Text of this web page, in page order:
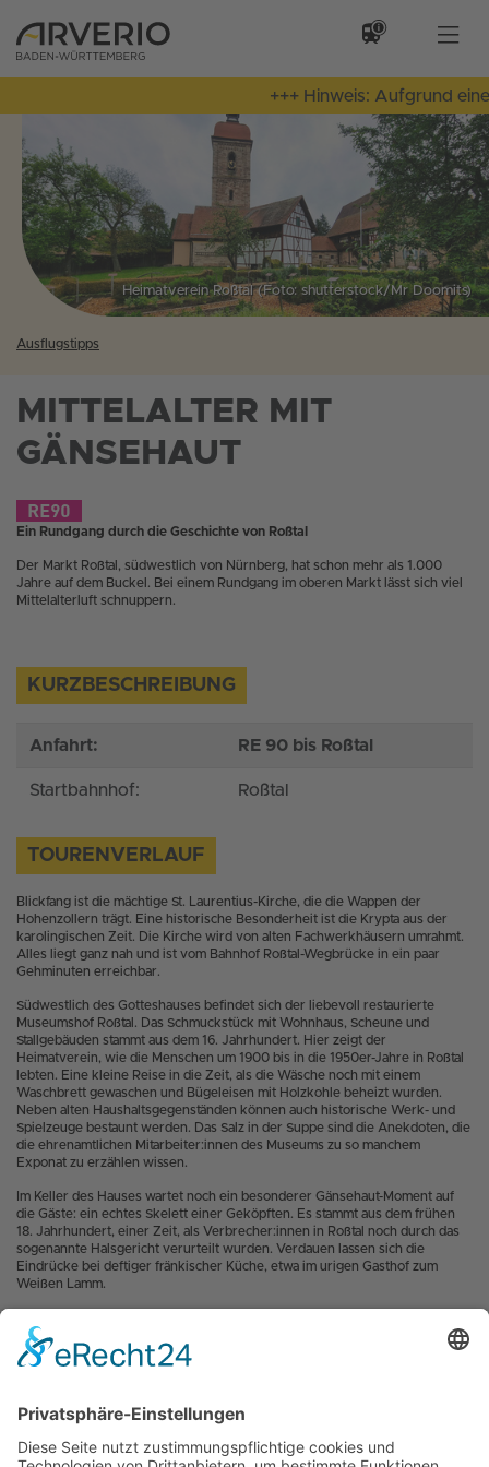
+++ Hinweis: Aufgrund
Heimatverein Roßtal (Foto: shutterstock/Mr Doomits)
Ausflugstipps
MITTELALTER MIT
GÄNSEHAUT
Ein Rundgang durch die Geschichte von Roßtal
Der Markt Roßtal, südwestlich von Nürnberg, hat schon mehr als 1.000
Jahre auf dem Buckel. Bei einem Rundgang im oberen Markt lässt sich viel
Mittelalterluft schnuppern.
KURZBESCHREIBUNG
Anfahrt: RE 90 bis Roßtal
Startbahnhof: Roßtal
TOURENVERLAUF
Blickfang ist die mächtige St. Laurentius-Kirche, die die Wappen der
Hohenzollern trägt. Eine historische Besonderheit ist die Krypta aus der
karolingischen Zeit. Die Kirche wird von alten Fachwerkhäusern umrahmt.
Alles liegt ganz nah und ist vom Bahnhof Roßtal-Wegbrücke in ein paar
Gehminuten erreichbar.
Südwestlich des Gotteshauses befindet sich der liebevoll restaurierte
Museumshof Roßtal. Das Schmuckstück mit Wohnhaus, Scheune und
Stallgebäuden stammt aus dem 16. Jahrhundert. Hier zeigt der
Heimatverein, wie die Menschen um 1900 bis in die 1950er-Jahre in Roßtal
lebten. Eine kleine Reise in die Zeit, als die Wäsche noch mit einem
Waschbrett gewaschen und Bügeleisen mit Holzkohle beheizt wurden.
Neben alten Haushaltsgegenständen können auch historische Werk- und
Spielzeuge bestaunt werden. Das Salz in der Suppe sind die Anekdoten, die
die ehrenamtlichen Mitarbeiter:innen des Museums zu so manchem
Exponat zu erzählen wissen.
Im Keller des Hauses wartet noch ein besonderer Gänsehaut-Moment auf
die Gäste: ein echtes Skelett einer Geköpften. Es stammt aus dem frühen
18. Jahrhundert, einer Zeit, als Verbrecher:innen in Roßtal noch durch das
sogenannte Halsgericht verurteilt wurden. Verdauen lassen sich die
Eindrücke bei deftiger fränkischer Küche, etwa im urigen Gasthof zum
Weißen Lamm.
INFO
Überblick.